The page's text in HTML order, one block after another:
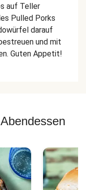
auf Teller
Pulled Porks
darauf
und mit
Guten Appetit!